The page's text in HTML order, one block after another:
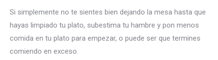
Si simplemente no te sientes bien dejando la mesa hasta que
hayas limpiado tu plato, subestima tu hambre y pon menos
comida en tu plato para empezar, o puede ser que termines
comiendo en exceso.